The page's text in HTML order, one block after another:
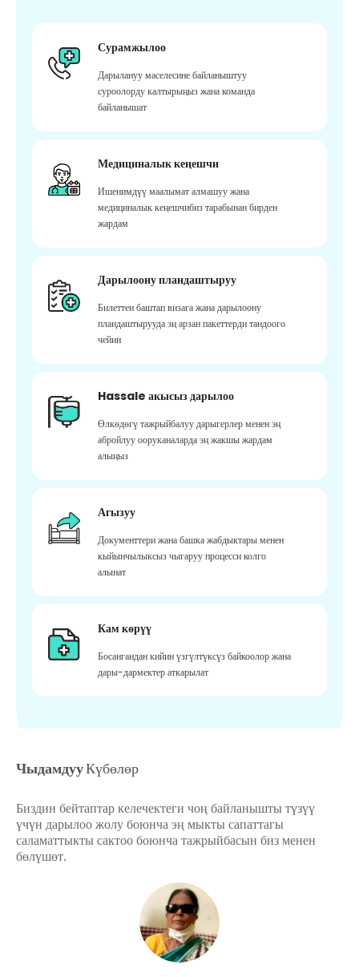
Сурамжылоо
Дарылануу маселесине байланыштуу
суроолорду калтырыңыз жана команда
байланышат
Медициналык кеңешчи
Ишенимдүү маалымат алмашуу жана
медициналык кеңешчибиз тарабынан бирден
жардам
Дарылоону пландаштыруу
Билеттен баштап визага жана дарылоону
пландаштырууда эң арзан пакеттерди тандоого
чейин
Hassale акысыз дарылоо
Өлкөдөгү тажрыйбалуу дарыгерлер менен эң
абройлуу ооруканаларда эң жакшы жардам
алыңыз
Агызуу
Документтери жана башка жабдыктары менен
кыйынчылыксыз чыгаруу процесси колго
алынат
Кам көрүү
Босангандан кийин үзгүлтүксүз байкоолор жана
дары-дармектер аткарылат
ЧыдамдууКүбөлөр
Биздин бейтаптар келечектеги чоң байланышты түзүү
үчүн дарылоо жолу боюнча эң мыкты сапаттагы
саламаттыкты сактоо боюнча тажрыйбасын биз менен
бөлүшөт.